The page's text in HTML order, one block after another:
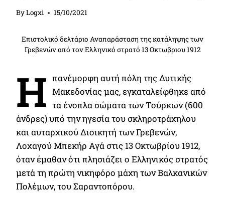
ByLogxi 15/10/2021
Επιστολικό δελτάριο Αναπαράσταση της κατάληψης των
Γρεβενών από τον Ελληνικό στρατό 13 Οκτωβριου 1912
Η πανέμορφη αυτή πόλη της Δυτικής
Μακεδονίας μας, εγκαταλείφθηκε από
τα ένοπλα σώματα των Τούρκων (600
άνδρες) υπό την ηγεσία του σκληροτράχηλου
και αυταρχικού Διοικητή των Γρεβενών,
Λοχαγού Μπεκήρ Αγά στις 13 Οκτωβρίου 1912,
όταν έμαθαν ότι πλησιάζει ο Ελληνικός στρατός
μετά τη πρώτη νικηφόρο μάχη των Βαλκανικών
Πολέμων, του Σαραντοπόρου.